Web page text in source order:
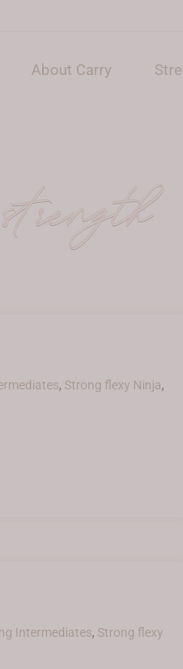
About Carry
strength
, Strong flexy Ninja,
Intermediates, Strong flexy